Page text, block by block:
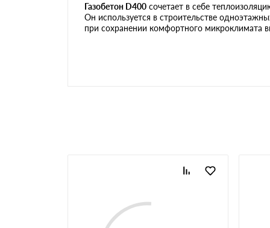
Газобетон Белорусский
(БЦК)
Клей для газобетона
Инструменты для
газобетона
Газобетон D400 сочетает в себе
Он используется в строительстве
при сохранении комфортного микроклимата